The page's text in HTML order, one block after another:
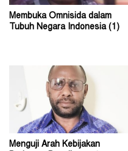
Membuka Omnisida dalam
Tubuh Negara Indonesia (1)
Menguji Arah Kebijakan